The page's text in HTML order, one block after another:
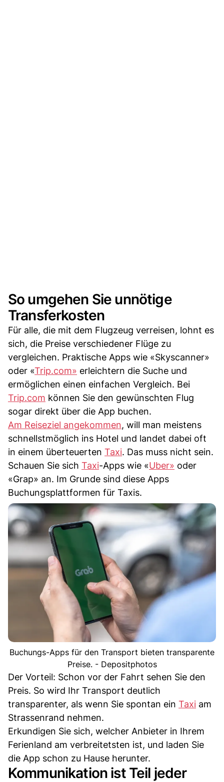
So umgehen Sie unnötige
Transferkosten
Für alle, die mit dem Flugzeug verreisen, lohnt es
sich, die Preise verschiedener Flüge zu
vergleichen. Praktische Apps wie «Skyscanner»
oder «Trip.com» erleichtern die Suche und
ermöglichen einen einfachen Vergleich. Bei
Trip.com können Sie den gewünschten Flug
sogar direkt über die App buchen.
Am Reiseziel angekommen, will man meistens
schnellstmöglich ins Hotel und landet dabei oft
in einem überteuerten Taxi. Das muss nicht sein.
Schauen Sie sich Taxi-Apps wie «Uber» oder
«Grap» an. Im Grunde sind diese Apps
Buchungsplattformen für Taxis.
Buchungs-Apps für den Transport bieten transparente
Preise. - Depositphotos
Der Vorteil: Schon vor der Fahrt sehen Sie den
Preis. So wird Ihr Transport deutlich
transparenter, als wenn Sie spontan ein Taxi am
Strassenrand nehmen.
Erkundigen Sie sich, welcher Anbieter in Ihrem
Ferienland am verbreitetsten ist, und laden Sie
die App schon zu Hause herunter.
Kommunikation ist Teil jeder